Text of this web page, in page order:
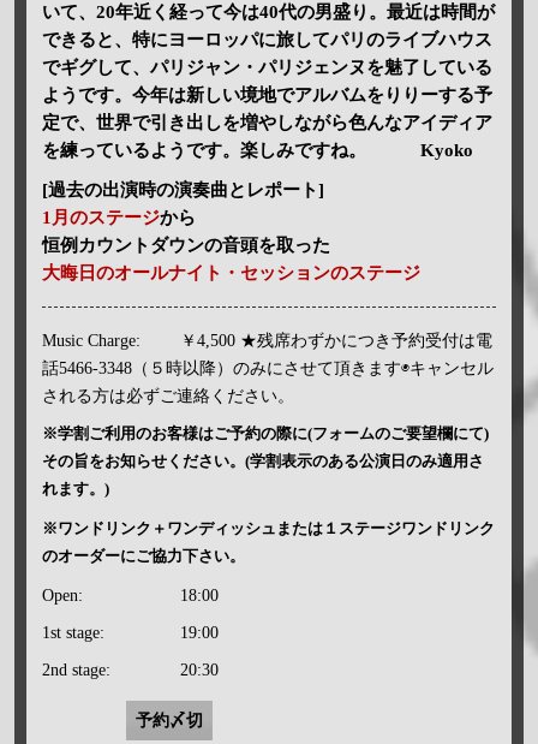
いて、20年近く経って今は40代の男盛り。最近は時間が
できると、特にヨーロッパに旅してパリのライブハウス
でギグして、パリジャン・パリジェンヌを魅了している
ようです。今年は新しい境地でアルバムをりりーする予
定で、世界で引き出しを増やしながら色んなアイディア
を練っているようです。楽しみですね。 Kyoko
[過去の出演時の演奏曲とレポート]
1月のステージから
恒例カウントダウンの音頭を取った
大晦日のオールナイト・セッションのステージ
Music Charge:
￥4,500 ★残席わずかにつき予約受付は電
話5466-3348（５時以降）のみにさせて頂きます◉キャンセル
される方は必ずご連絡ください。
※学割ご利用のお客様はご予約の際に(フォームのご要望欄にて)
その旨をお知らせください。(学割表示のある公演日のみ適用さ
れます。)
※ワンドリンク＋ワンディッシュまたは１ステージワンドリンク
のオーダーにご協力下さい。
Open: 18:00
1st stage: 19:00
2nd stage: 20:30
予約〆切